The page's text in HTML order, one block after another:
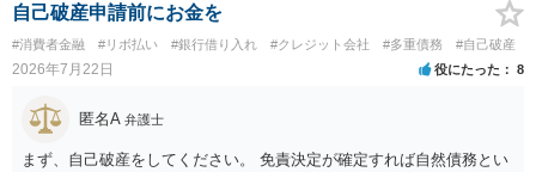
自己破産申請前にお金を
#消費者金融 #リボ払い #銀行借り入れ #クレジット会社 #多重債務 #自己破産
2026年7月22日 役にたった 8
匿名A 弁護士
まず、自己破産をしてください。 免責決定が確定すれば自然債務とい